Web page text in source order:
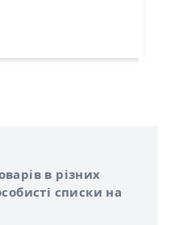
в різних
списки на